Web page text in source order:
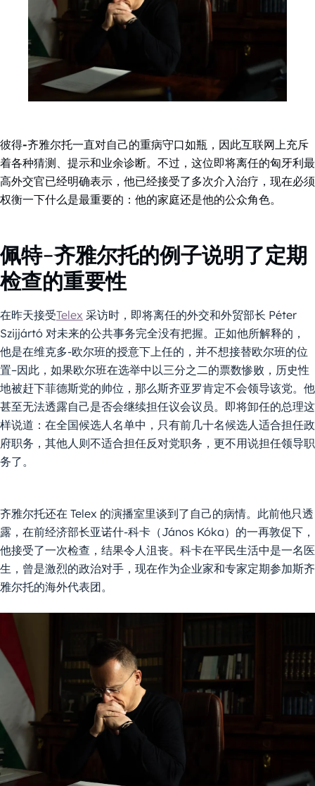
彼得-齐雅尔托一直对自己的重病守口如瓶，因此互联网上充斥
着各种猜测、提示和业余诊断。不过，这位即将离任的匈牙利最
高外交官已经明确表示，他已经接受了多次介入治疗，现在必须
权衡一下什么是最重要的：他的家庭还是他的公众角色。
佩特-齐雅尔托的例子说明了定期
检查的重要性
在昨天接受Telex 采访时，即将离任的外交和外贸部长 Péter
Szijjártó 对未来的公共事务完全没有把握。正如他所解释的，
他是在维克多-欧尔班的授意下上任的，并不想接替欧尔班的位
置–因此，如果欧尔班在选举中以三分之二的票数惨败，历史性
地被赶下菲德斯党的帅位，那么斯齐亚罗肯定不会领导该党。他
甚至无法透露自己是否会继续担任议会议员。即将卸任的总理这
样说道：在全国候选人名单中，只有前几十名候选人适合担任政
府职务，其他人则不适合担任反对党职务，更不用说担任领导职
务了。
齐雅尔托还在 Telex 的演播室里谈到了自己的病情。此前他只透
露，在前经济部长亚诺什-科卡（János Kóka）的一再敦促下，
他接受了一次检查，结果令人沮丧。科卡在平民生活中是一名医
生，曾是激烈的政治对手，现在作为企业家和专家定期参加斯齐
雅尔托的海外代表团。